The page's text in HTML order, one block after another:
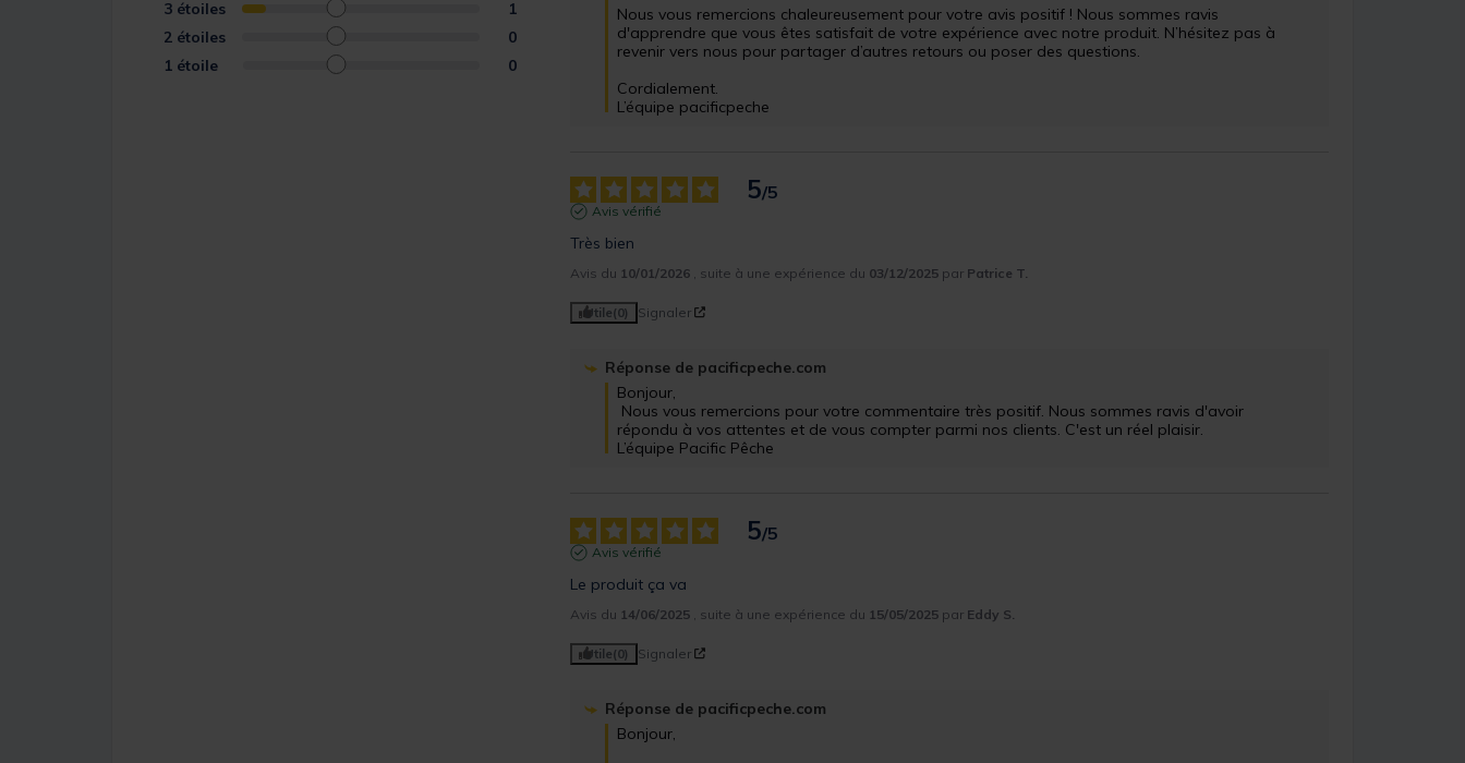
3 étoiles
1
2 étoiles
0
1 étoile 0
Nous vous remercions chaleureusement pour votre avis positif ! Nous sommes ravis
d'apprendre que vous êtes satisfait de votre expérience avec notre produit. N’hésitez pas à
revenir vers nous pour partager d’autres retours ou poser des questions.
Cordialement.
L’équipe pacificpeche
5/5
Avis vérifié
Très bien
Avis du 10/01/2026 , suite à une expérience du 03/12/2025 par Patrice T.
Utile(0) Signaler
Réponse de pacificpeche.com
Bonjour,
répondu à vos attentes et de vous compter parmi nos clients. C'est un réel plaisir.
L’équipe Pacific Pêche
5/5
Avis vérifié
Le produit ça va
Avis du 14/06/2025 , suite à une expérience du 15/05/2025 par Eddy S.
Utile(0) Signaler
Réponse de pacificpeche.com
Bonjour,